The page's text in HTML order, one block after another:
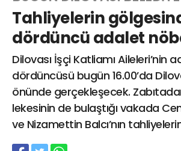
Tahliyelerin
dördüncü adalet
Dilovası İşçi Katliamı Aileleri’nin
dördüncüsü bugün 16.00’da
önünde gerçekleşecek.
lekesinin de bulaştığı vakada
ve Nizamettin Balcı’nın
Hacı Halil
Caddesi,
(BİLKAR)Gebze -